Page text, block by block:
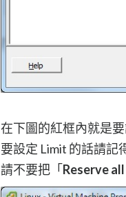
在下圖的紅框內就是
要設定 Limit 的話請記
請不要把「Reserve